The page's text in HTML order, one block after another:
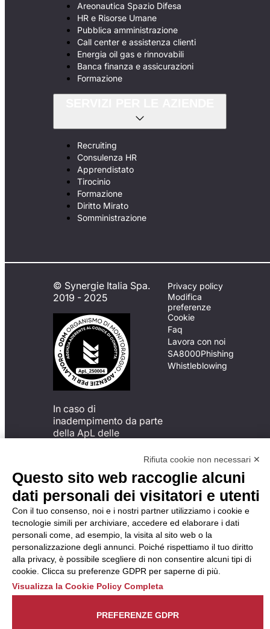
Areonautica Spazio Difesa
HR e Risorse Umane
Pubblica amministrazione
Call center e assistenza clienti
Energia oil gas e rinnovabili
Banca finanza e assicurazioni
Formazione
Recruiting
Consulenza HR
Apprendistato
Tirocinio
Formazione
Diritto Mirato
Somministrazione
© Synergie Italia Spa.
2019 - 2025
In caso di
inadempimento da parte
della ApL delle
del Codice di Condotta, è
possibile presentare un
reclamo
all’Organismo di
Monitoraggio utilizzando
una delle modalità
descritte al seguente
indirizzo web
https://odm-
agenzielavoro.it/reclami/ .
Privacy policy
Modifica
preferenze
Cookie
Faq
Lavora con noi
SA8000Phishing
Whistleblowing
Rifiuta cookie non necessari ✕
Questo sito web raccoglie alcuni
dati personali dei visitatori e utenti
Con il tuo consenso, noi e i nostri partner utilizziamo i cookie e
tecnologie simili per archiviare, accedere ed elaborare i dati
personali come, ad esempio, la visita al sito web o la
personalizzazione degli annunci. Poiché rispettiamo il tuo diritto
alla privacy, è possibile scegliere di non consentire alcuni tipi di
cookie. Clicca su preferenze GDPR per saperne di più.
Visualizza la Cookie Policy Completa
PREFERENZE GDPR